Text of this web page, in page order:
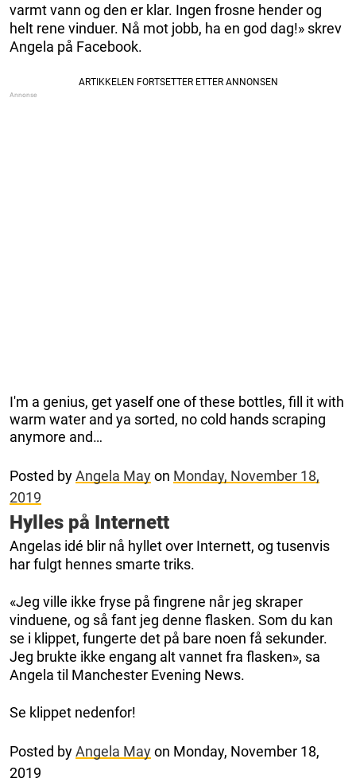
varmt vann og den er klar. Ingen frosne hender og
helt rene vinduer. Nå mot jobb, ha en god dag!» skrev
Angela på Facebook.
I'm a genius, get yaself one of these bottles, fill it with
warm water and ya sorted, no cold hands scraping
anymore and…
Posted byAngela Mayon Monday, November 18,
2019
Hylles på Internett
Angelas idé blir nå hyllet over Internett, og tusenvis
har fulgt hennes smarte triks.
«Jeg ville ikke fryse på fingrene når jeg skraper
vinduene, og så fant jeg denne flasken. Som du kan
se i klippet, fungerte det på bare noen få sekunder.
Jeg brukte ikke engang alt vannet fra flasken», sa
Angela til Manchester Evening News.
Se klippet nedenfor!
Posted byAngela Mayon Monday, November 18,
2019